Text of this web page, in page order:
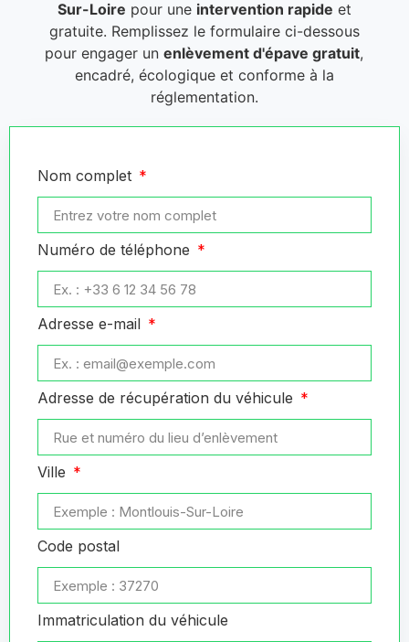
Sur-Loire pour une intervention rapide et
gratuite. Remplissez le formulaire ci-dessous
pour engager unenlèvement d'épave gratuit,
encadré, écologique et conforme à la
réglementation.
Nom complet
Numéro de téléphone
Adresse e-mail
Adresse de récupération du véhicule
Ville
Code postal
Immatriculation du véhicule